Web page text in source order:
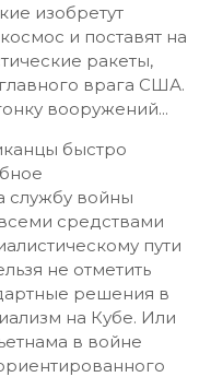
изобретут
и поставят на
ракеты,
врага США.
вооружений...
быстро
службу войны
средствами
пути
не отметить
решения в
на Кубе. Или
в войне